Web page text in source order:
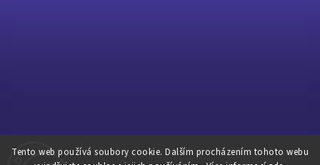
Tento web používá soubory cookie. Dalším procházením tohoto webu
Sledovat na Instagramu